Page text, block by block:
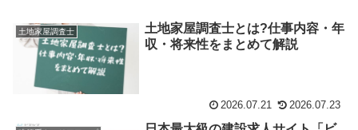
土地家屋調査士
土地家屋調査士とは?仕事内容・年
収・将来性をまとめて解説
2026.07.21 2026.07.23